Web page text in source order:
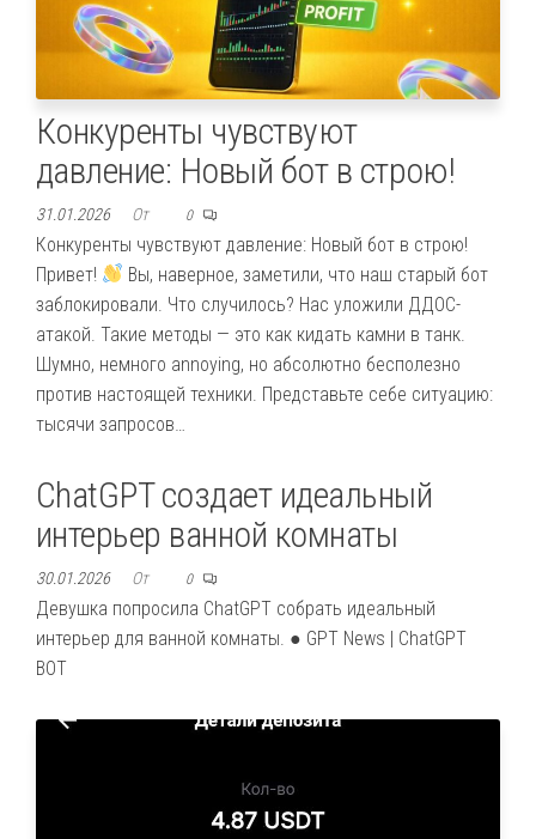
Конкуренты чувствуют
давление: Новый бот в строю!
31.01.2026 От 0
Конкуренты чувствуют давление: Новый бот в строю!
Привет!
Вы, наверное, заметили, что наш старый бот
заблокировали. Что случилось? Нас уложили ДДОС-
атакой. Такие методы — это как кидать камни в танк.
Шумно, немного annoying, но абсолютно бесполезно
против настоящей техники. Представьте себе ситуацию:
тысячи запросов…
ChatGPT создает идеальный
интерьер ванной комнаты
30.01.2026 От 0
Девушка попросила ChatGPT собрать идеальный
интерьер для ванной комнаты. ● GPT News | ChatGPT
BOT